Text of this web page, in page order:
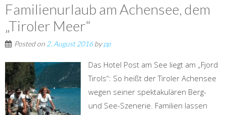
Familienurlaub am Achensee, dem
„Tiroler Meer“
Posted on 2. August 2016bypp
Das Hotel Post am See liegt am „Fjord
Tirols“: So heißt der Tiroler Achensee
wegen seiner spektakulären Berg-
und See-Szenerie. Familien lassen